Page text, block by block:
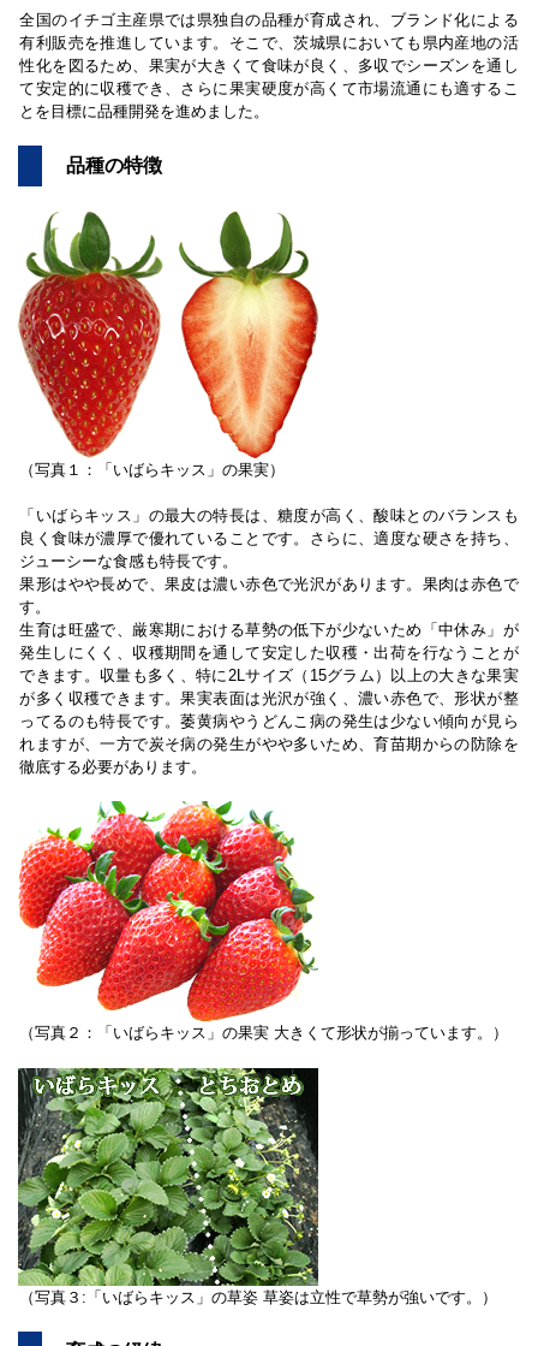
全国のイチゴ主産県では県独自の品種が育成され、ブランド化による
有利販売を推進しています。そこで、茨城県においても県内産地の活
性化を図るため、果実が大きくて食味が良く、多収でシーズンを通し
て安定的に収穫でき、さらに果実硬度が高くて市場流通にも適するこ
とを目標に品種開発を進めました。
品種の特徴
（写真１：「いばらキッス」の果実）
「いばらキッス」の最大の特長は、糖度が高く、酸味とのバランスも
良く食味が濃厚で優れていることです。さらに、適度な硬さを持ち、
ジューシーな食感も特長です。
果形はやや長めで、果皮は濃い赤色で光沢があります。果肉は赤色で
す。
生育は旺盛で、厳寒期における草勢の低下が少ないため「中休み」が
発生しにくく、収穫期間を通して安定した収穫・出荷を行なうことが
できます。収量も多く、特に2Lサイズ（15グラム）以上の大きな果実
が多く収穫できます。果実表面は光沢が強く、濃い赤色で、形状が整
ってるのも特長です。萎黄病やうどんこ病の発生は少ない傾向が見ら
れますが、一方で炭そ病の発生がやや多いため、育苗期からの防除を
徹底する必要があります。
（写真２：「いばらキッス」の果実 大きくて形状が揃っています。）
（写真３:「いばらキッス」の草姿 草姿は立性で草勢が強いです。）